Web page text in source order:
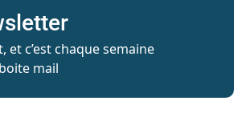
et c’est chaque semaine
mail